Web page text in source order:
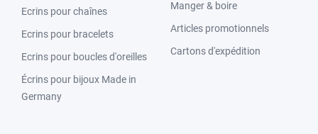
Ecrins pour chaînes
Ecrins pour bracelets
Ecrins pour boucles d'oreilles
Écrins pour bijoux Made in
Germany
Manger & boire
Articles promotionnels
Cartons d'expédition